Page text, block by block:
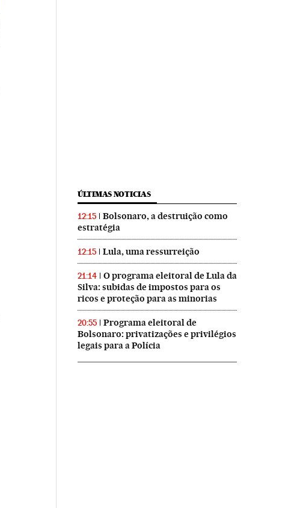
ÚLTIMAS NOTICIAS
12:15
Bolsonaro, a destruição como
estratégia
12:15 Lula, uma ressurreição
21:14
O programa eleitoral de Lula da
Silva: subidas de impostos para os
ricos e proteção para as minorias
20:55
Programa eleitoral de
Bolsonaro: privatizações e privilégios
legais para a Polícia